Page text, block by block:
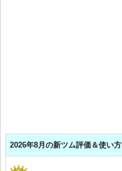
2026年8月の新ツム評価＆使い方